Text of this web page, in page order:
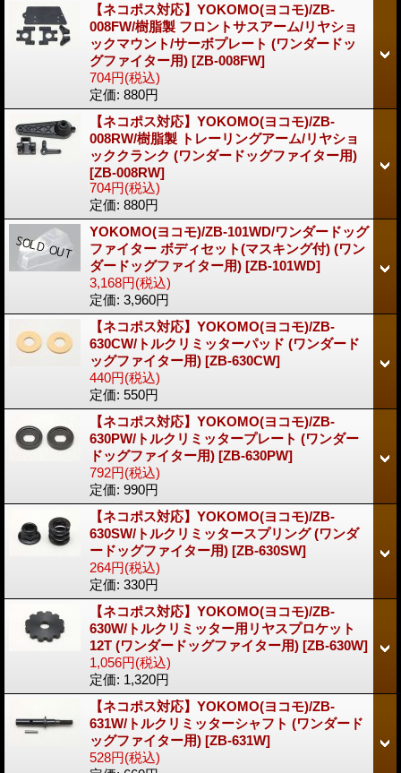
【ネコポス対応】YOKOMO(ヨコモ)/ZB-
008FW/樹脂製 フロントサスアーム/リヤショ
ックマウント/サーボプレート (ワンダードッ
グファイター用) [ZB-008FW]
704円(税込)
定価: 880円
【ネコポス対応】YOKOMO(ヨコモ)/ZB-
008RW/樹脂製 トレーリングアーム/リヤショ
ッククランク (ワンダードッグファイター用)
[ZB-008RW]
704円(税込)
定価: 880円
YOKOMO(ヨコモ)/ZB-101WD/ワンダードッグ
ファイター ボディセット(マスキング付) (ワン
ダードッグファイター用) [ZB-101WD]
3,168円(税込)
定価: 3,960円
【ネコポス対応】YOKOMO(ヨコモ)/ZB-
630CW/トルクリミッターパッド (ワンダード
ッグファイター用) [ZB-630CW]
440円(税込)
定価: 550円
【ネコポス対応】YOKOMO(ヨコモ)/ZB-
630PW/トルクリミッタープレート (ワンダー
ドッグファイター用) [ZB-630PW]
792円(税込)
定価: 990円
【ネコポス対応】YOKOMO(ヨコモ)/ZB-
630SW/トルクリミッタースプリング (ワンダ
ードッグファイター用) [ZB-630SW]
264円(税込)
定価: 330円
【ネコポス対応】YOKOMO(ヨコモ)/ZB-
630W/トルクリミッター用リヤスプロケット
12T (ワンダードッグファイター用) [ZB-630W]
1,056円(税込)
定価: 1,320円
【ネコポス対応】YOKOMO(ヨコモ)/ZB-
631W/トルクリミッターシャフト (ワンダード
ッグファイター用) [ZB-631W]
528円(税込)